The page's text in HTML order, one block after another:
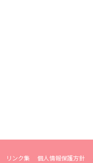
リンク集 個人情報保護方針